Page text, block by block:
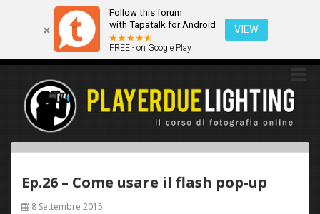
Follow this forum
with Tapatalk for Android
FREE - on Google Play
VIEW
Ep.26 – Come usare il flash pop-up
8 Settembre 2015
Questo sito utilizza i cookies. Continuando a navigare tra queste
pagine acconsenti implicitamente all'uso dei cookies.
Ok Scopri di più